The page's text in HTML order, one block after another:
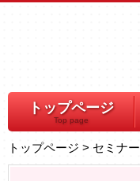
トップページ
Top page
トップページ > セミナー